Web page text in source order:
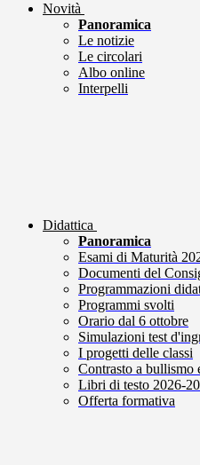
Novità
Panoramica
Le notizie
Le circolari
Albo online
Interpelli
Didattica
Panoramica
Esami di Maturità
Documenti del
Programmazioni
Programmi svolti
Orario dal 6 ottobre
Simulazioni test
I progetti delle classi
Contrasto a bullismo
Libri di testo 2026-
Offerta formativa